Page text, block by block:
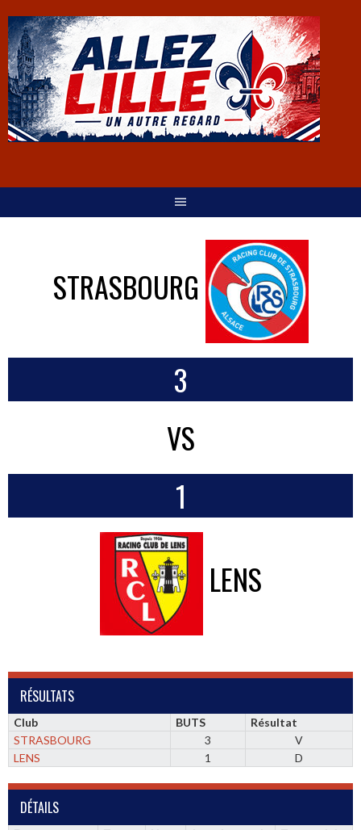
STRASBOURG
3
VS
1
LENS
RÉSULTATS
Club BUTS
Résultat
STRASBOURG
3
V
LENS
1 D
DÉTAILS